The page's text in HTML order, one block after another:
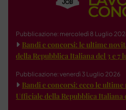
Pubblicazione: mercoledì 8 Luglio
Bandi e concorsi: le ultime
della Repubblica Italiana del 3 e 7
Pubblicazione: venerdì 3 Luglio 2026
Bandi e concorsi: ecco le
Ufficiale della Repubblica Italiana